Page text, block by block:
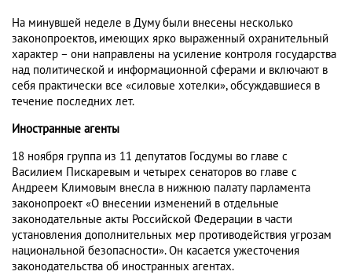
На минувшей неделе в Думу были внесены несколько
законопроектов, имеющих ярко выраженный охранительный
характер – они направлены на усиление контроля государства
над политической и информационной сферами и включают в
себя практически все «силовые хотелки», обсуждавшиеся в
течение последних лет.
Иностранные агенты
18 ноября группа из 11 депутатов Госдумы во главе с
Василием Пискаревым и четырех сенаторов во главе с
Андреем Климовым внесла в нижнюю палату парламента
законопроект «О внесении изменений в отдельные
законодательные акты Российской Федерации в части
установления дополнительных мер противодействия угрозам
национальной безопасности». Он касается ужесточения
законодательства об иностранных агентах.